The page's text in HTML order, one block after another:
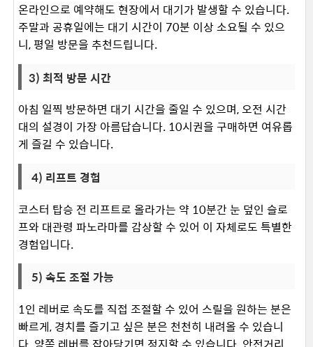
온라인으로 예약해도 현장에서 대기가 발생할 수 있습니다.
주말과 공휴일에는 대기 시간이 70분 이상 소요될 수 있으
니, 평일 방문을 추천드립니다. ​
3) 최적 방문 시간
아침 일찍 방문하면 대기 시간을 줄일 수 있으며, 오전 시간
대의 설경이 가장 아름답습니다. 10시권을 구매하면 여유롭
게 즐길 수 있습니다.
​ 4) 리프트 경험
코스터 탑승 전 리프트로 올라가는 약 10분간 눈 덮인 슬로
프와 대관령 파노라마를 감상할 수 있어 이 자체로도 특별한
경험입니다.
​ 5) 속도 조절 가능
1인 레버로 속도를 직접 조절할 수 있어 스릴을 원하는 분은
빠르게, 경치를 즐기고 싶은 분은 천천히 내려올 수 있습니